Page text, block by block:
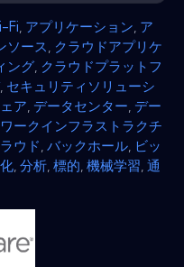
Fi アプリケーション ア
ソース クラウドアプリケ
ング クラウドプラットフ
, セキュリティソリューシ
ア データセンター デー
ークインフラストラクチ
ウド バックホール ビッ
分析 標的 機械学習 通